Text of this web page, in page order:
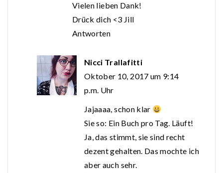
Vielen lieben Dank!
Drück dich <3 Jill
Antworten
Nicci Trallafitti
Oktober 10, 2017 um 9:14
p.m. Uhr
Jajaaaa, schon klar
Sie so: Ein Buch pro Tag. Läuft!
Ja, das stimmt, sie sind recht
dezent gehalten. Das mochte ich
aber auch sehr.